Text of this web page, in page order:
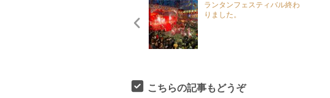
ランタンフェスティバル終わ
りました。
こちらの記事もどうぞ